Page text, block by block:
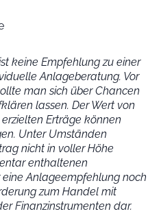
keine Empfehlung zu einer
Anlageberatung. Vor
man sich über Chancen
lassen. Der Wert von
Erträge können
Unter Umständen
nicht in voller Höhe
enthaltenen
Anlageempfehlung noch
zum Handel mit
Finanzinstrumenten dar.